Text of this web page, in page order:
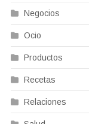
Negocios
Ocio
Productos
Recetas
Relaciones